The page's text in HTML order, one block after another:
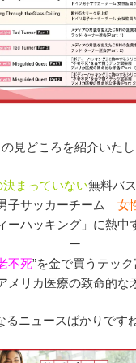
見どころを紹介いたし
決まっていない無料バ
子サッカーチーム 女
ーハッキング」に熱中
ー
不死”を金で買うテッ
メリカ医療の致命的な
るニュースばかりです